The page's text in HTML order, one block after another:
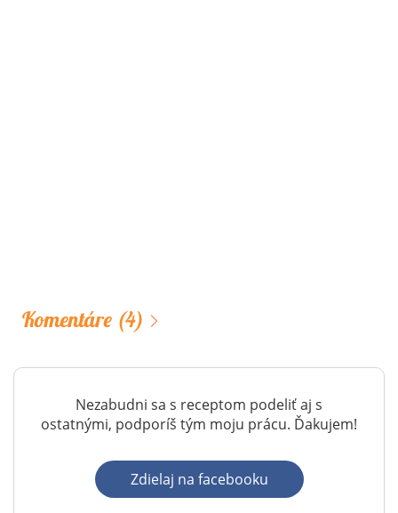
Komentáre (4)
Nezabudni sa s receptom podeliť aj s
ostatnými, podporíš tým moju prácu. Ďakujem!
Zdielaj na facebooku